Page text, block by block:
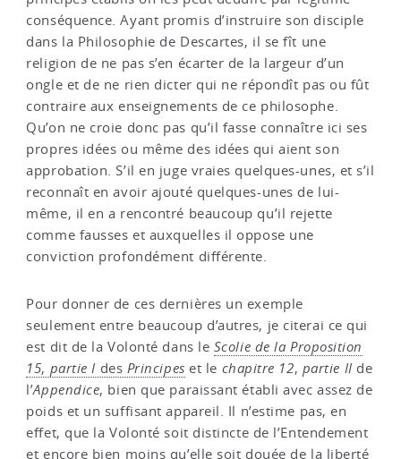
conséquence. Ayant promis d’instruire son disciple
dans la Philosophie de Descartes, il se fît une
religion de ne pas s’en écarter de la largeur d’un
ongle et de ne rien dicter qui ne répondît pas ou fût
contraire aux enseignements de ce philosophe.
Qu’on ne croie donc pas qu’il fasse connaître ici ses
propres idées ou même des idées qui aient son
approbation. S’il en juge vraies quelques-unes, et s’il
reconnaît en avoir ajouté quelques-unes de lui-
même, il en a rencontré beaucoup qu’il rejette
comme fausses et auxquelles il oppose une
conviction profondément différente.
Pour donner de ces dernières un exemple
seulement entre beaucoup d’autres, je citerai ce qui
est dit de la Volonté dans le Scolie de la Proposition
15, partie I des Principes et le chapitre 12, partie II de
l’Appendice, bien que paraissant établi avec assez de
poids et un suffisant appareil. Il n’estime pas, en
effet, que la Volonté soit distincte de l’Entendement
et encore bien moins qu’elle soit douée de la liberté